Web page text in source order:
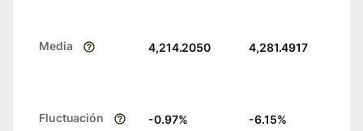
Media 4,214.2050 4,281.4917
Fluctuación -0.97% -6.15%